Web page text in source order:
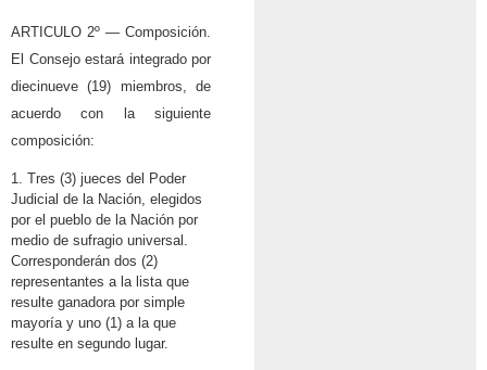
ARTICULO 2º — Composición.
El Consejo estará integrado por
diecinueve (19) miembros, de
acuerdo con la siguiente
composición:
1. Tres (3) jueces del Poder
Judicial de la Nación, elegidos
por el pueblo de la Nación por
medio de sufragio universal.
Corresponderán dos (2)
representantes a la lista que
resulte ganadora por simple
mayoría y uno (1) a la que
resulte en segundo lugar.